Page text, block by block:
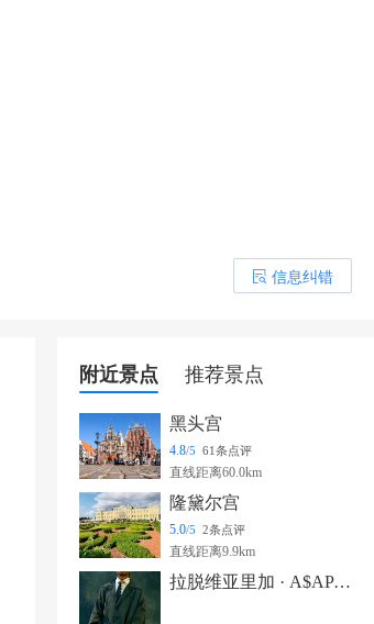
󰎒 信息纠错
附近景点 推荐景点
黑头宫
4.8/5 61条点评
直线距离60.0km
隆黛尔宫
5.0/5 2条点评
直线距离9.9km
拉脱维亚里加 · A$AP Rocky《Don’t Be Dumb》世界巡演